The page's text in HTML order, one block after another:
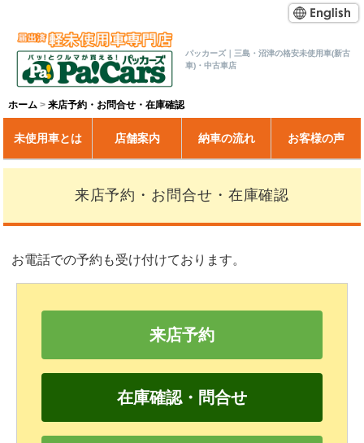
パッカーズ｜三島・沼津の格安未使用車(新古
車)・中古車店
ホーム 来店予約・お問合せ・在庫確認
未使用車とは 店舗案内 納車の流れ お客様の声
来店予約・お問合せ・在庫確認
お電話での予約も受け付けております。
来店予約
在庫確認・問合せ